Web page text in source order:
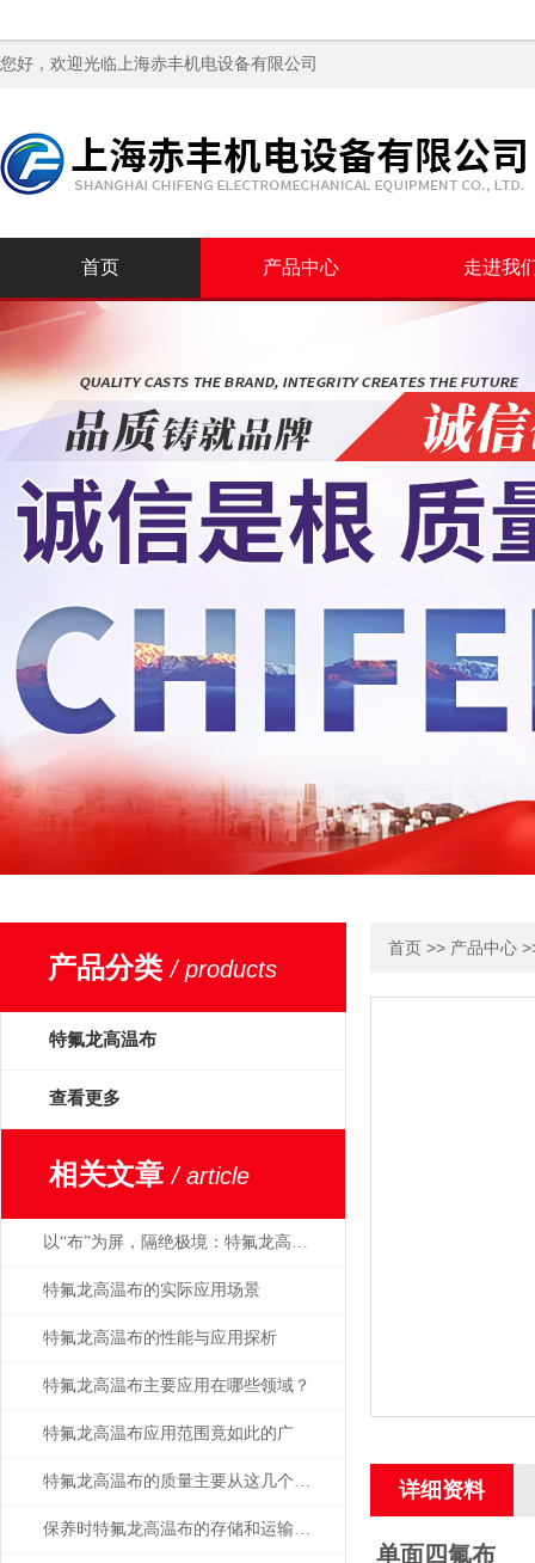
您好，欢迎光临上海赤丰机电设备有限公司
首页 产品中心 走进我
产品分类/ products
特氟龙高温布
查看更多
相关文章/ article
以“布”为屏，隔绝极境：特氟龙高温布，工业隔热防护的屏障
特氟龙高温布的实际应用场景
特氟龙高温布的性能与应用探析
特氟龙高温布主要应用在哪些领域？
特氟龙高温布应用范围竟如此的广
特氟龙高温布的质量主要从这几个方面来判断
保养时特氟龙高温布的存储和运输更要注意
首页 >> 产品中心
详细资料
单面四氟布